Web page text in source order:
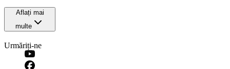
Aflați mai
multe
Urmăriți-ne